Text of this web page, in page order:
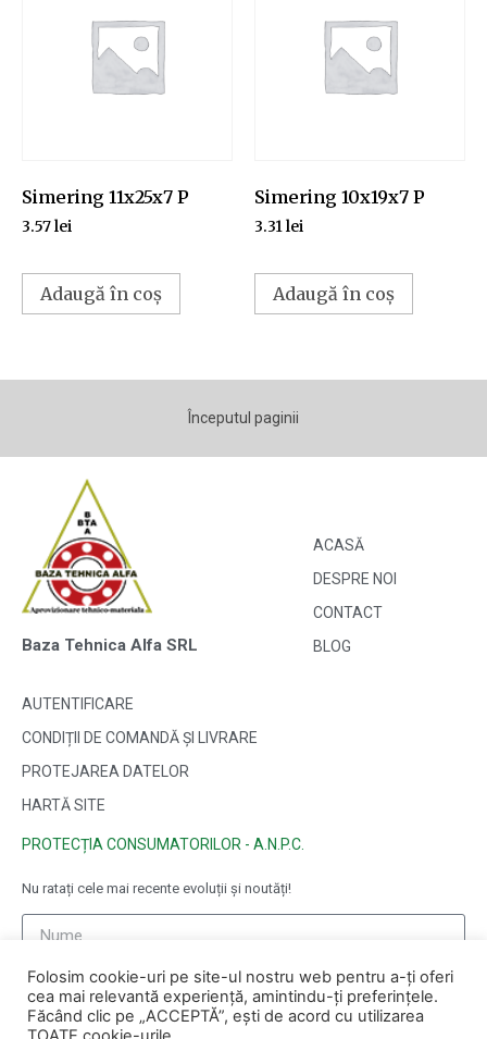
Simering 11x25x7 P
3.57lei
Adaugă în coș
Simering 10x19x7 P
3.31lei
Adaugă în coș
Începutul paginii
Baza Tehnica Alfa SRL
ACASĂ
DESPRE NOI
CONTACT
BLOG
AUTENTIFICARE
CONDIȚII DE COMANDĂ ȘI LIVRARE
PROTEJAREA DATELOR
HARTĂ SITE
PROTECȚIA CONSUMATORILOR - A.N.P.C.
Nu ratați cele mai recente evoluții și noutăți!
Folosim cookie-uri pe site-ul nostru web pentru a-ți oferi
cea mai relevantă experiență, amintindu-ți preferințele.
Făcând clic pe „ACCEPTĂ”, ești de acord cu utilizarea